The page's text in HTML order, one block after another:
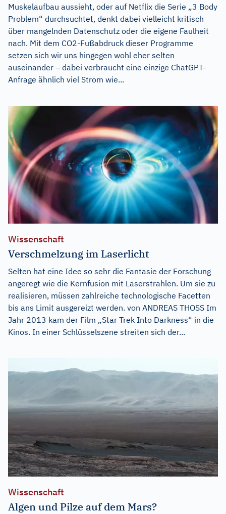
Muskelaufbau aussieht, oder auf Netflix die Serie „3 Body
Problem“ durchsuchtet, denkt dabei vielleicht kritisch
über mangelnden Datenschutz oder die eigene Faulheit
nach. Mit dem CO2-Fußabdruck dieser Programme
setzen sich wir uns hingegen wohl eher selten
auseinander – dabei verbraucht eine einzige ChatGPT-
Anfrage ähnlich viel Strom wie...
Wissenschaft
Verschmelzung im Laserlicht
Selten hat eine Idee so sehr die Fantasie der Forschung
angeregt wie die Kernfusion mit Laserstrahlen. Um sie zu
realisieren, müssen zahlreiche technologische Facetten
bis ans Limit ausgereizt werden. von ANDREAS THOSS Im
Jahr 2013 kam der Film „Star Trek Into Darkness“ in die
Kinos. In einer Schlüsselszene streiten sich der...
Wissenschaft
Algen und Pilze auf dem Mars?